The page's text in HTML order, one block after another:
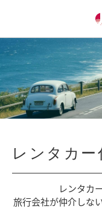
レンタカー
レンタカ
旅行会社が仲介しない